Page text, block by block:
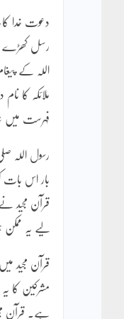
دعوت خدا
رسل کھڑے
اللہ کے
ملائکہ کا
فہرست میں
رسول اللہ
بار اس بات
قرآن مجید
لیے یہ
قرآن مجید
مشرکین کا
ہے۔ قرآن